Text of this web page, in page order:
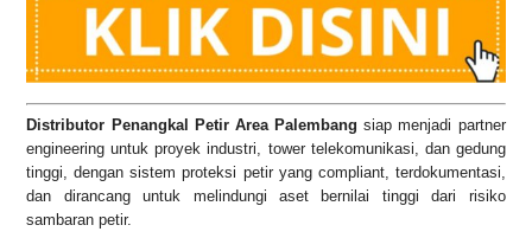
Distributor Penangkal Petir Area Palembang siap menjadi partner
engineering untuk proyek industri, tower telekomunikasi, dan gedung
tinggi, dengan sistem proteksi petir yang compliant, terdokumentasi,
dan dirancang untuk melindungi aset bernilai tinggi dari risiko
sambaran petir.